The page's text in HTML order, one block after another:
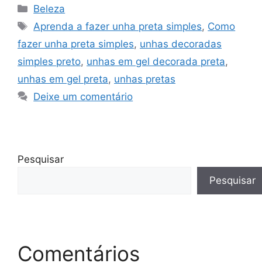
Categorias
Beleza
Tags
Aprenda a fazer unha preta simples, Como
fazer unha preta simples, unhas decoradas
simples preto, unhas em gel decorada preta,
unhas em gel preta, unhas pretas
Deixe um comentário
Pesquisar
Pesquisar
Comentários